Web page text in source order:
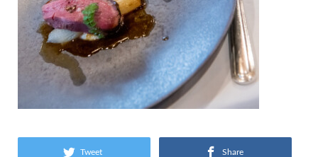
Tweet Share